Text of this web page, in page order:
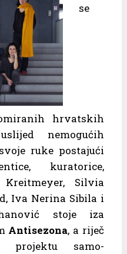
se
hrvatskih
nemogućih
ruke postajući
kuratorice,
Silvia
Iva Nerina Sibila i
stoje iza
Antisezona, a riječ
samo-